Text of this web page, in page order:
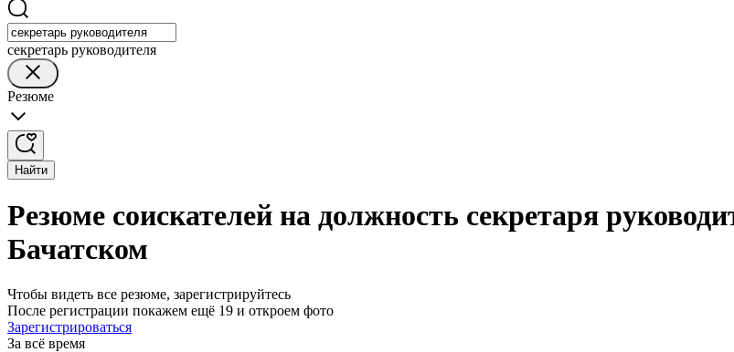
секретарь руководителя
Резюме
Найти
Резюме соискателей на должность секретаря
Бачатском
Чтобы видеть все резюме, зарегистрируйтесь
После регистрации покажем ещё 19 и откроем фото
Зарегистрироваться
За всё время